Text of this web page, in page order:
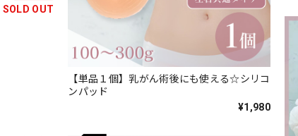
SOLD OUT
【単品１個】乳がん術後にも使える☆シリコ
ンパッド
¥1,980